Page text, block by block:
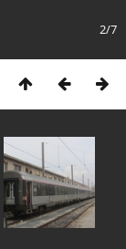
2/7